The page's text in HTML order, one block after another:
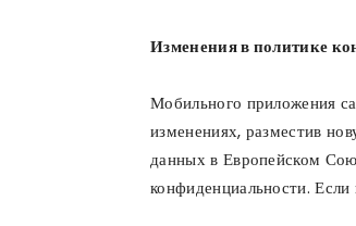
Изменения в политике
Мобильного приложения
изменениях, разместив
данных в Европейском
конфиденциальности.